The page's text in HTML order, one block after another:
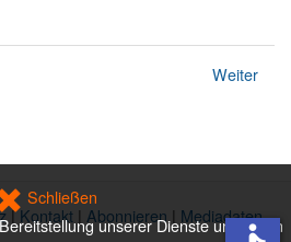
Weiter
|Kontakt | Abonnieren | Mediadaten
Schließen
unserer Dienste und Ihnen